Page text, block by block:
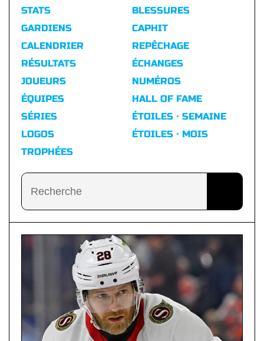
STATS
GARDIENS
CALENDRIER
RÉSULTATS
BLESSURES
CAPHIT
REPÊCHAGE
ÉCHANGES
JOUEURS
ÉQUIPES
SÉRIES
LOGOS
TROPHÉES
NUMÉROS
HALL OF FAME
ÉTOILES · SEMAINE
ÉTOILES · MOIS